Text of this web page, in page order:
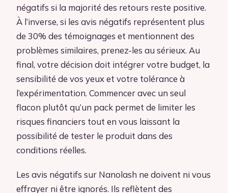
négatifs si la majorité des retours reste positive.
À l’inverse, si les avis négatifs représentent plus
de 30% des témoignages et mentionnent des
problèmes similaires, prenez-les au sérieux. Au
final, votre décision doit intégrer votre budget, la
sensibilité de vos yeux et votre tolérance à
l’expérimentation. Commencer avec un seul
flacon plutôt qu’un pack permet de limiter les
risques financiers tout en vous laissant la
possibilité de tester le produit dans des
conditions réelles.
Les avis négatifs sur Nanolash ne doivent ni vous
effrayer ni être ignorés. Ils reflètent des